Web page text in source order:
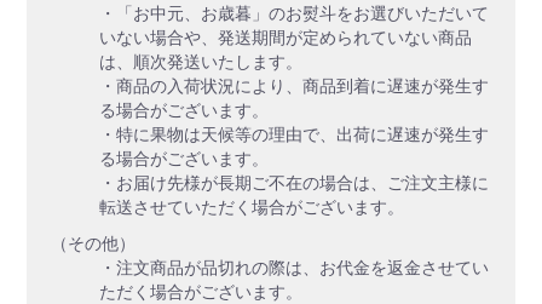
・「お中元、お歳暮」のお熨斗をお選びいただいて
いない場合や、発送期間が定められていない商品
は、順次発送いたします。
・商品の入荷状況により、商品到着に遅速が発生す
る場合がございます。
・特に果物は天候等の理由で、出荷に遅速が発生す
る場合がございます。
・お届け先様が長期ご不在の場合は、ご注文主様に
転送させていただく場合がございます。
（その他）
・注文商品が品切れの際は、お代金を返金させてい
ただく場合がございます。